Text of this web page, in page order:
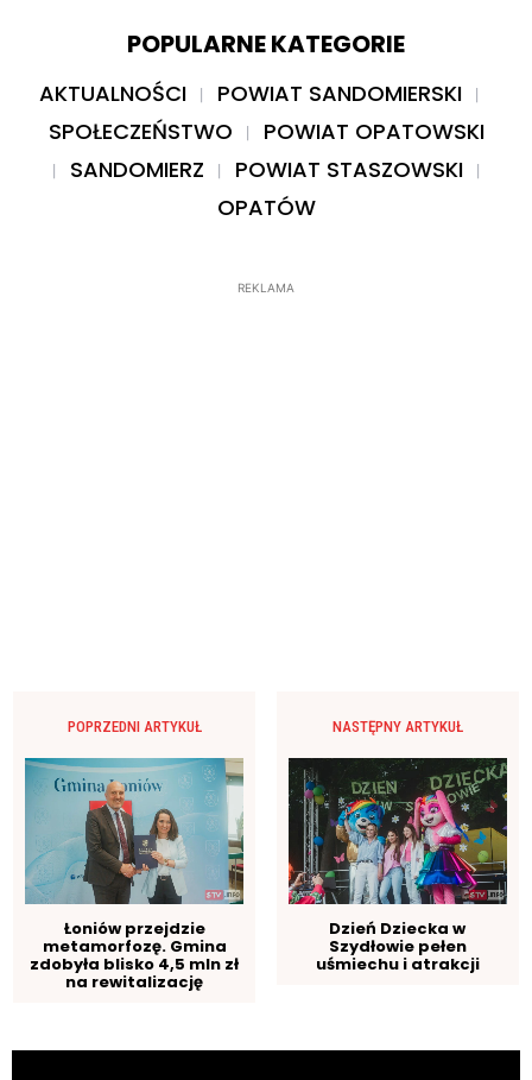
POPULARNE KATEGORIE
AKTUALNOŚCI
POWIAT SANDOMIERSKI
SPOŁECZEŃSTWO
POWIAT OPATOWSKI
SANDOMIERZ
POWIAT STASZOWSKI
OPATÓW
REKLAMA
POPRZEDNI ARTYKUŁ
Łoniów przejdzie
metamorfozę. Gmina
zdobyła blisko 4,5 mln zł
na rewitalizację
NASTĘPNY ARTYKUŁ
Dzień Dziecka w
Szydłowie pełen
uśmiechu i atrakcji